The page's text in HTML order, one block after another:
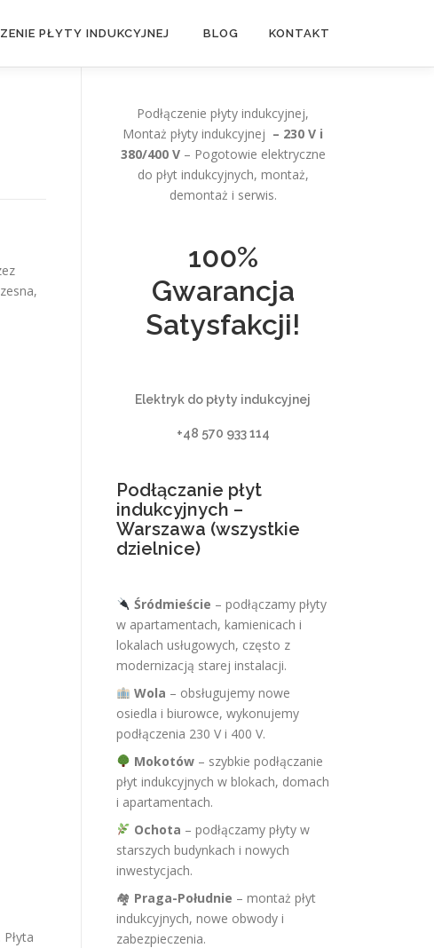
PŁYTY INDUKCYJNEJ BLOG KONTAKT
. Płyta
Podłączenie płyty indukcyjnej,
Montaż płyty indukcyjnej – 230 V i
380/400 V– Pogotowie elektryczne
do płyt indukcyjnych, montaż,
demontaż i serwis.
100%
Gwarancja
Satysfakcji!
Elektryk do płyty indukcyjnej
+48 570 933 114
Podłączanie płyt
indukcyjnych –
Warszawa (wszystkie
dzielnice)
Śródmieście – podłączamy płyty
w apartamentach, kamienicach i
lokalach usługowych, często z
modernizacją starej instalacji.
Wola – obsługujemy nowe
osiedla i biurowce, wykonujemy
podłączenia 230 V i 400 V.
Mokotów– szybkie podłączanie
płyt indukcyjnych w blokach, domach
i apartamentach.
Ochota – podłączamy płyty w
starszych budynkach i nowych
inwestycjach.
🏘 Praga-Południe – montaż płyt
indukcyjnych, nowe obwody i
zabezpieczenia.